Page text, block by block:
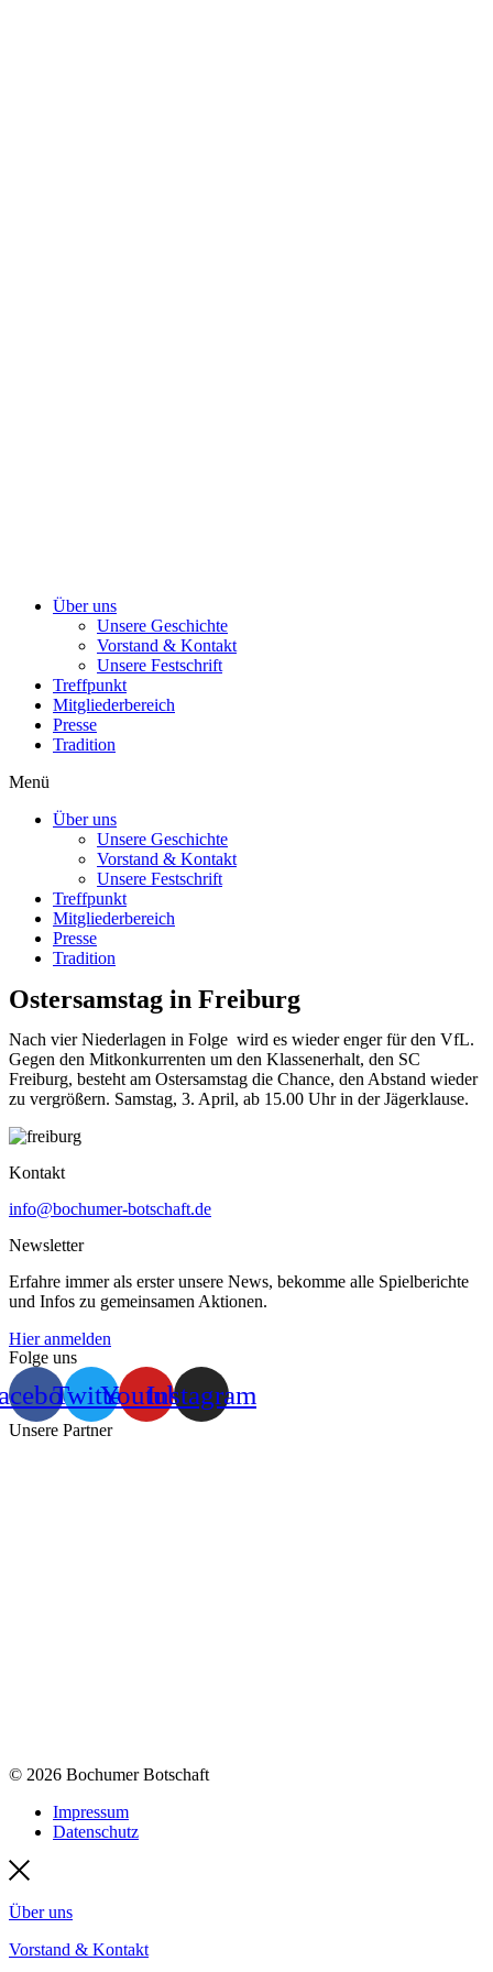
Über uns
Unsere Geschichte
Vorstand & Kontakt
Unsere Festschrift
Treffpunkt
Mitgliederbereich
Presse
Tradition
Menü
Über uns
Unsere Geschichte
Vorstand & Kontakt
Unsere Festschrift
Treffpunkt
Mitgliederbereich
Presse
Tradition
Ostersamstag in Freiburg
Nach vier Niederlagen in Folge wird es wieder enger für den VfL.
Gegen den Mitkonkurrenten um den Klassenerhalt, den SC
Freiburg, besteht am Ostersamstag die Chance, den Abstand wieder
zu vergrößern. Samstag, 3. April, ab 15.00 Uhr in der Jägerklause.
Kontakt
info@bochumer-botschaft.de
Newsletter
Erfahre immer als erster unsere News, bekomme alle Spielberichte
und Infos zu gemeinsamen Aktionen.
Hier anmelden
Folge uns
TwitterYoutubeInstagram
Unsere Partner
© 2026 Bochumer Botschaft
Impressum
Datenschutz
Über uns
Vorstand & Kontakt